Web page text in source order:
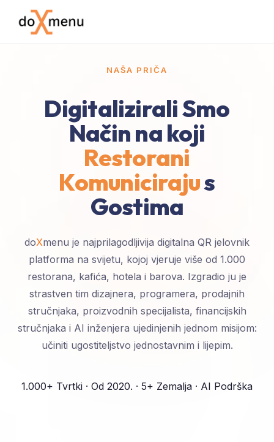
NAŠA PRIČA
Digitalizirali Smo
Način na koji
Restorani
Komunicirajus
Gostima
doXmenu je najprilagodljivija digitalna QR jelovnik
platforma na svijetu, kojoj vjeruje više od 1.000
restorana, kafića, hotela i barova. Izgradio ju je
strastven tim dizajnera, programera, prodajnih
stručnjaka, proizvodnih specijalista, financijskih
stručnjaka i AI inženjera ujedinjenih jednom misijom:
učiniti ugostiteljstvo jednostavnim i lijepim.
1.000+ Tvrtki · Od 2020. · 5+ Zemalja · AI Podrška